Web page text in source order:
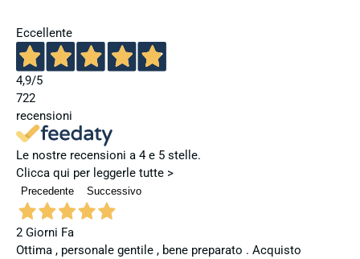
Eccellente
4,9/5
722
recensioni
Le nostre recensioni a 4 e 5 stelle.
Clicca qui per leggerle tutte >
Precedente Successivo
2 Giorni Fa
Ottima , personale gentile , bene preparato . Acquisto